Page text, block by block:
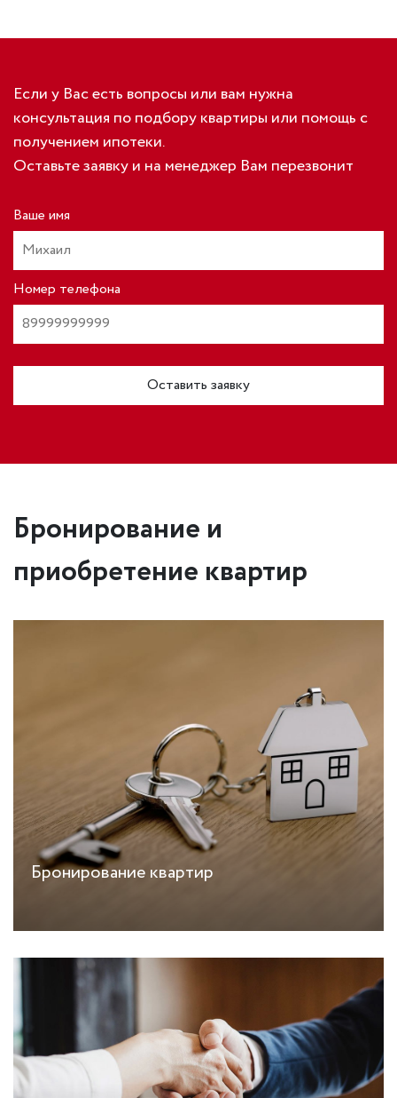
Если у Вас есть вопросы или вам нужна
консультация по подбору квартиры или помощь с
получением ипотеки.
Оставьте заявку и на менеджер Вам перезвонит
Ваше имя
Номер телефона
Оставить заявку
Бронирование и
приобретение квартир
Бронирование квартир